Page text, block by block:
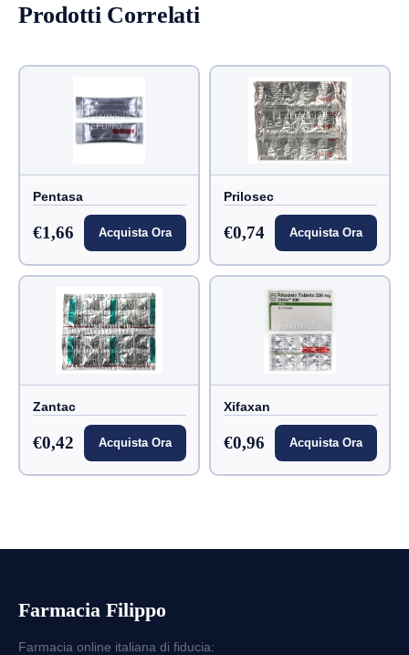
Prodotti Correlati
Pentasa
€1,66 Acquista Ora
Prilosec
€0,74 Acquista Ora
Zantac
€0,42 Acquista Ora
Xifaxan
€0,96 Acquista Ora
Farmacia Filippo
Farmacia online italiana di fiducia: